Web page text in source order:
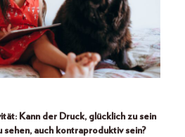
Kann der Druck, glücklich zu sein
sehen, auch kontraproduktiv sein?